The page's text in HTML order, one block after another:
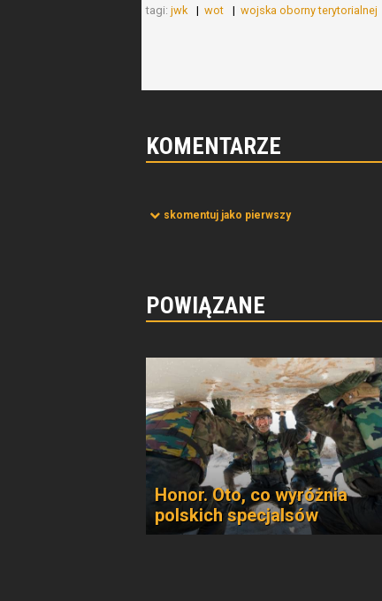
tagi: jwk wot wojska oborny terytorialnej
KOMENTARZE
skomentuj jako pierwszy
POWIĄZANE
Honor. Oto, co wyróżnia
polskich specjalsów